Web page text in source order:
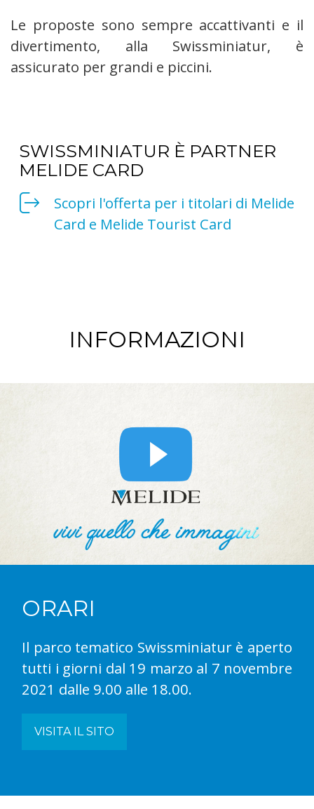
Le proposte sono sempre accattivanti e il
divertimento, alla Swissminiatur, è
assicurato per grandi e piccini.
SWISSMINIATUR È PARTNER
MELIDE CARD
Scopri l'offerta per i titolari di Melide
Card e Melide Tourist Card
INFORMAZIONI
ORARI
Il parco tematico Swissminiatur è aperto
tutti i giorni dal 19 marzo al 7 novembre
2021 dalle 9.00 alle 18.00.
VISITA IL SITO